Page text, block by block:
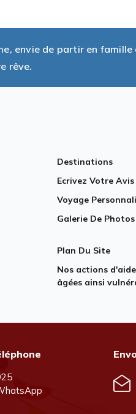
envie de partir en
rêve.
Destinations
Ecrivez Votre Avis
Voyage
Galerie De Photos
Plan Du Site
Nos actions
âgées ainsi